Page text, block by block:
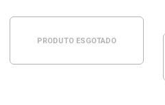
PRODUTO ESGOTADO